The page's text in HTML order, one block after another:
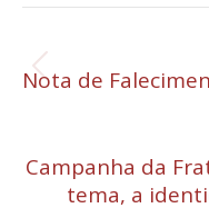
de
Nota de
Campanha da
tema, a